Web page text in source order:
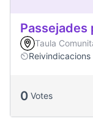
Passejades
Taula
0 Votes